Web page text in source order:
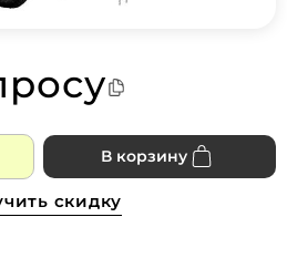
В корзину
скидку